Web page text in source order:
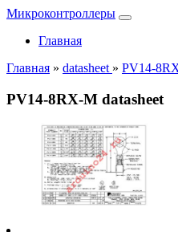
Микроконтроллеры
Главная
Главная » datasheet » PV14-
PV14-8RX-M datasheet